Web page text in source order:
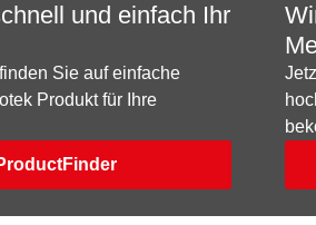
und einfach Ihr
Sie auf einfache
Produkt für Ihre